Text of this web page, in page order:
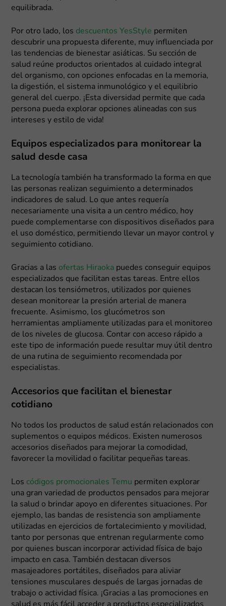
equilibrada.
Por otro lado, los descuentos YesStyle permiten
descubrir una propuesta diferente, muy influenciada por
las tendencias de bienestar asiáticas. Su sección de
salud reúne productos orientados al cuidado integral
del organismo, con opciones enfocadas en la memoria,
la digestión, el sistema inmunológico y el equilibrio
general del cuerpo. ¡Esta diversidad permite que cada
persona pueda explorar opciones alineadas con sus
intereses y estilo de vida!
Equipos especializados para monitorear la
salud desde casa
La tecnología también ha transformado la forma en que
las personas realizan seguimiento a determinados
indicadores de salud. Lo que antes requería
necesariamente una visita a un centro médico, hoy
puede complementarse con dispositivos diseñados para
el uso doméstico, permitiendo llevar un mayor control y
seguimiento cotidiano.
Gracias a las ofertas Hiraoka puedes conseguir equipos
especializados que facilitan estas tareas. Entre ellos
destacan los tensiómetros, utilizados por quienes
desean monitorear la presión arterial de manera
frecuente. Asimismo, los glucómetros son
herramientas ampliamente utilizadas para el monitoreo
de los niveles de glucosa. Contar con acceso rápido a
este tipo de información puede resultar muy útil dentro
de una rutina de seguimiento recomendada por
especialistas.
Accesorios que facilitan el bienestar
cotidiano
No todos los productos de salud están relacionados con
suplementos o equipos médicos. Existen numerosos
accesorios diseñados para mejorar la comodidad,
favorecer la movilidad o facilitar pequeñas tareas.
Los códigos promocionales Temu permiten explorar
una gran variedad de productos pensados para mejorar
la salud o brindar apoyo en diferentes situaciones. Por
ejemplo, las bandas de resistencia son ampliamente
utilizadas en ejercicios de fortalecimiento y movilidad,
tanto por personas que entrenan regularmente como
por quienes buscan incorporar actividad física de bajo
impacto en casa. También destacan diversos
masajeadores portátiles, diseñados para aliviar
tensiones musculares después de largas jornadas de
trabajo o actividad física. ¡Gracias a las promociones en
salud es más fácil acceder a productos especializados